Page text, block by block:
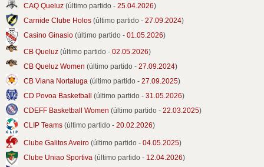
CAQ Queluz(último partido - 25.04.2026)
Carnide Clube Holos(último partido - 27.09.2024)
Casino Ginasio(último partido - 01.05.2026)
CB Queluz(último partido - 02.05.2026)
CB Queluz Women (último partido - 27.09.2024)
CB Viana Nortaluga(último partido - 27.09.2025)
CD Povoa Basketball
(último partido - 31.05.2026)
CDEFF Basketball Women (último partido - 22.03.2025)
CLIP Teams(último partido - 20.02.2026)
Clube Galitos Aveiro(último partido - 04.05.2025)
Clube Uniao Sportiva(último partido - 12.04.2026)